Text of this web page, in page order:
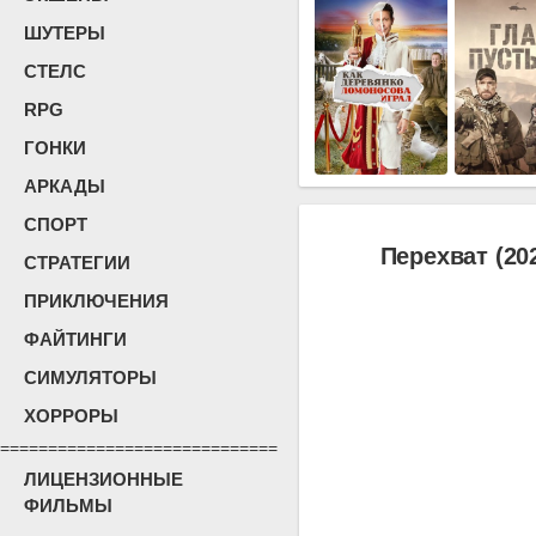
ШУТЕРЫ
СТЕЛС
RPG
ГОНКИ
АРКАДЫ
СПОРТ
СТРАТЕГИИ
ПРИКЛЮЧЕНИЯ
ФАЙТИНГИ
СИМУЛЯТОРЫ
ХОРРОРЫ
=============================
ЛИЦЕНЗИОННЫЕ
ФИЛЬМЫ
Перехват